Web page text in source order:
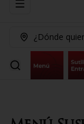
Abrir menu de
¿Dónde